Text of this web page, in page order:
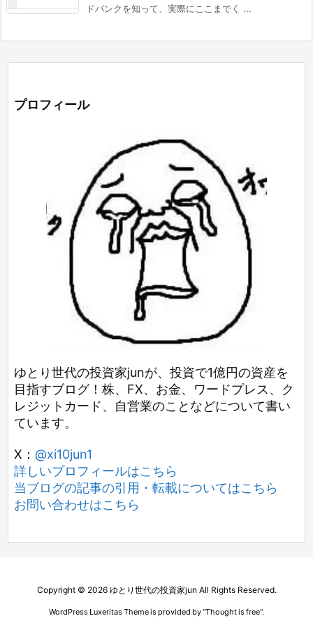
ドバンクを知って、実際にここまでく ...
プロフィール
ゆとり世代の投資家junが、投資で1億円の資産を
目指すブログ！株、FX、お金、ワードプレス、ク
レジットカード、自営業のことなどについて書い
ています。
X： @xi10jun1
詳しいプロフィールはこちら
当ブログの記事の引用・転載についてはこちら
お問い合わせはこちら
Copyright © 2026 ゆとり世代の投資家jun All Rights Reserved.
WordPress Luxeritas Theme is provided by "Thought is free".